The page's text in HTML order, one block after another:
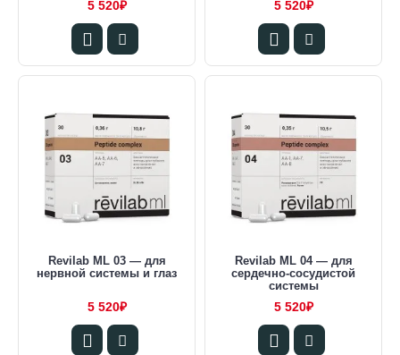
5 520₽ 5 520₽
Revilab ML 03 — для
нервной системы и глаз
5 520₽
Revilab ML 04 — для
сердечно-сосудистой
системы
5 520₽